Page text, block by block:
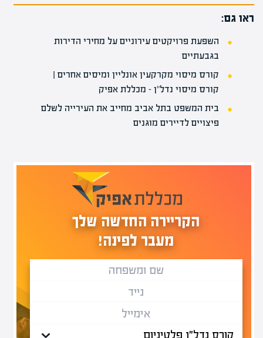
ראו גם:
השפעת פרויקטים עירוניים על מחירי הדירות
בגבעתיים
קורס מיסוי מקרקעין אונליין ומיסים אחרים |
קורס מיסוי נדל"ן – מכללת אפיק
בית המשפט בתל אביב מחייב את העירייה לשלם
פיצויים לדיירים מוגנים
הקריירה החדשה שלך
מעבר לפינה!